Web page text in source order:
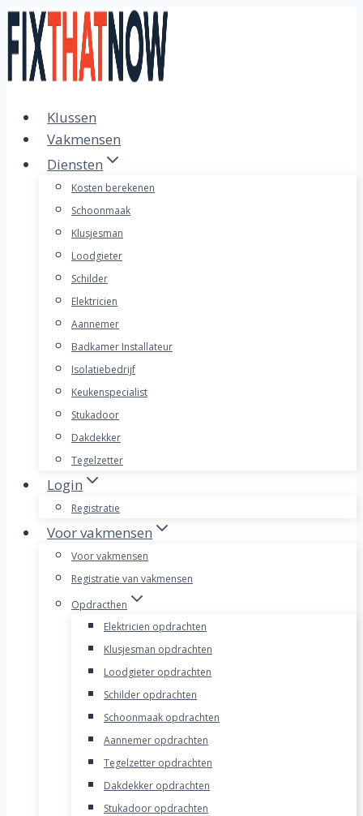
Doorgaan
naar
inhoud
Klussen
Vakmensen
Diensten
Kosten berekenen
Schoonmaak
Klusjesman
Loodgieter
Schilder
Elektricien
Aannemer
Badkamer Installateur
Isolatiebedrijf
Keukenspecialist
Stukadoor
Dakdekker
Tegelzetter
Login
Registratie
Voor vakmensen
Voor vakmensen
Registratie van vakmensen
Opdracthen
Elektricien opdrachten
Klusjesman opdrachten
Loodgieter opdrachten
Schilder opdrachten
Schoonmaak opdrachten
Aannemer opdrachten
Tegelzetter opdrachten
Dakdekker opdrachten
Stukadoor opdrachten